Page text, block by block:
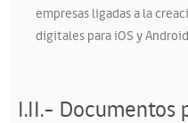
empresas ligadas a la
digitales para iOS y
I.II.- Documentos